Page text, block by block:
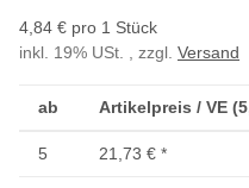
4,84 € pro 1 Stück
inkl. 19% USt. , zzgl. Versand
ab Artikelpreis / VE
5 21,73 € *